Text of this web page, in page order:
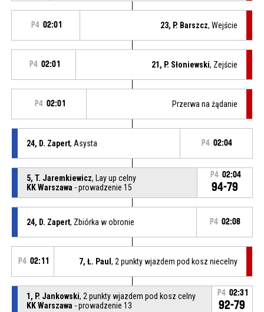
P4 02:01 23, P. Barszcz, Wejście
P4 02:01 21, P. Słoniewski, Zejście
P4 02:01 Przerwa na żądanie
24, D. Zapert, Asysta P4 02:04
5, T. Jaremkiewicz, Lay up celny
KK Warszawa - prowadzenie 15
P4 02:04
94-79
24, D. Zapert, Zbiórka w obronie P4 02:08
P4 02:11 7, Ł. Paul, 2 punkty wjazdem pod kosz niecelny
1, P. Jankowski, 2 punkty wjazdem pod kosz celny
KK Warszawa - prowadzenie 13
P4 02:31
92-79